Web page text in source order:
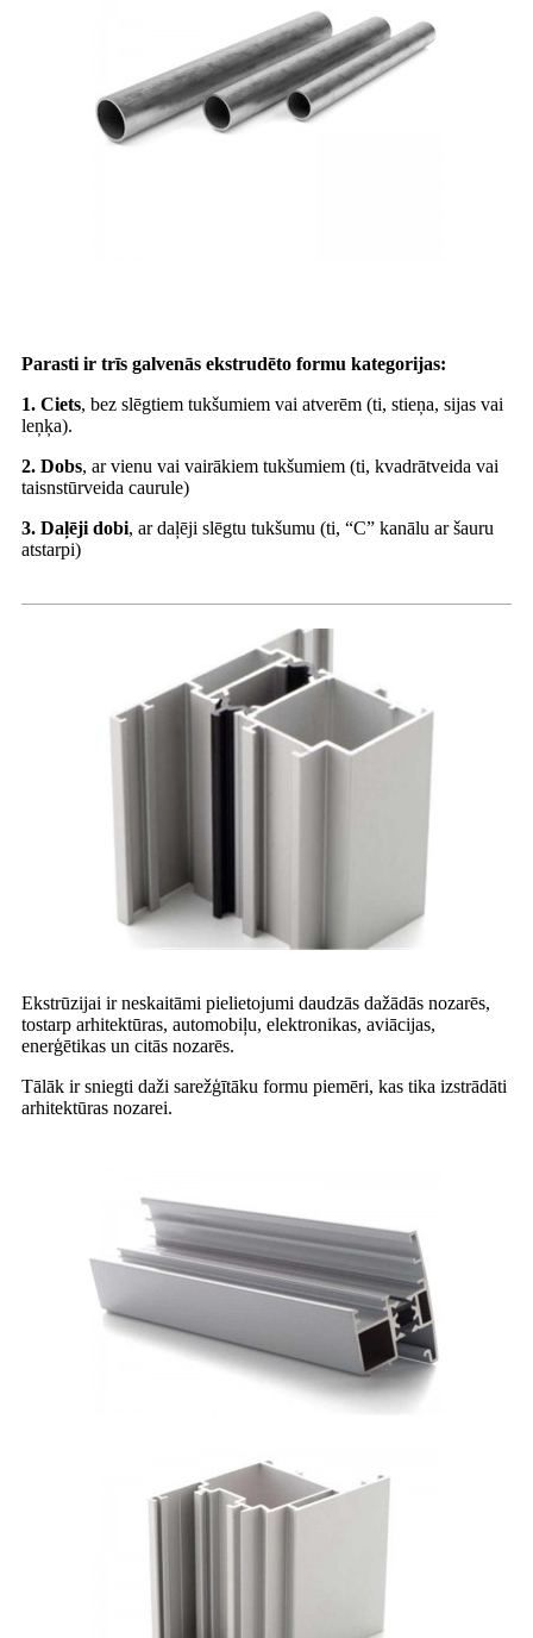
Parasti ir trīs galvenās ekstrudēto formu kategorijas:
1. Ciets, bez slēgtiem tukšumiem vai atverēm (ti, stieņa, sijas vai
leņķa).
2. Dobs, ar vienu vai vairākiem tukšumiem (ti, kvadrātveida vai
taisnstūrveida caurule)
3. Daļēji dobi, ar daļēji slēgtu tukšumu (ti, “C” kanālu ar šauru
atstarpi)
Ekstrūzijai ir neskaitāmi pielietojumi daudzās dažādās nozarēs,
tostarp arhitektūras, automobiļu, elektronikas, aviācijas,
enerģētikas un citās nozarēs.
Tālāk ir sniegti daži sarežģītāku formu piemēri, kas tika izstrādāti
arhitektūras nozarei.